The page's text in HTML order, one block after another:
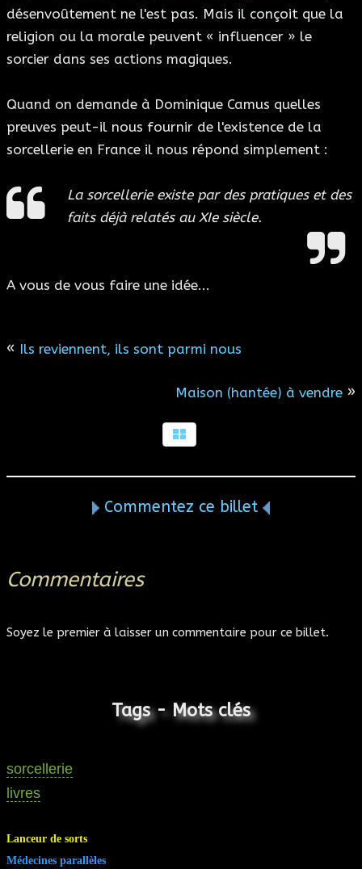
désenvoûtement ne l'est pas. Mais il conçoit que la
religion ou la morale peuvent « influencer » le
sorcier dans ses actions magiques.
Quand on demande à Dominique Camus quelles
preuves peut-il nous fournir de l'existence de la
sorcellerie en France il nous répond simplement :
La sorcellerie existe par des pratiques et des
faits déjà relatés au XIe siècle.
A vous de vous faire une idée...
« Ils reviennent, ils sont parmi nous
Maison (hantée) à vendre »
Commentez ce billet
Commentaires
Soyez le premier à laisser un commentaire pour ce billet.
Tags - Mots clés
sorcellerie
livres
Lanceur de sorts
Médecines parallèles